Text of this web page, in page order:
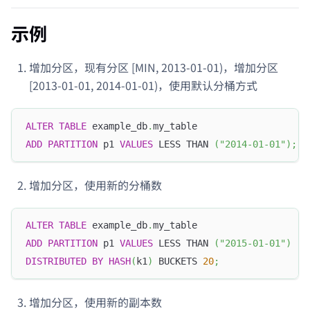
示例
增加分区，现有分区 [MIN, 2013-01-01)，增加分区
[2013-01-01, 2014-01-01)，使用默认分桶方式
ALTER TABLE example_db.my_table
ADD PARTITION p1 VALUES LESS THAN ( "2014-01-01" ) ;
增加分区，使用新的分桶数
ALTER TABLE example_db.my_table
ADD PARTITION p1 VALUES LESS THAN ( "2015-01-01" )
DISTRIBUTED BY HASH( k1 ) BUCKETS 20;
增加分区，使用新的副本数